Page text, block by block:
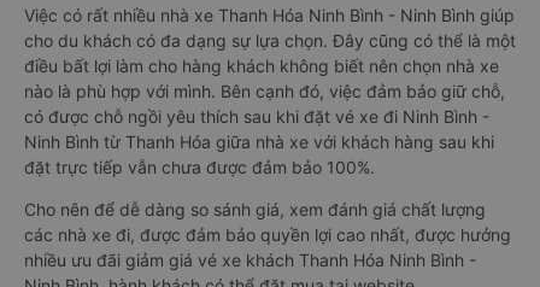
Việc có rất nhiều nhà xe Thanh Hóa Ninh Bình - Ninh Bình giúp
cho du khách có đa dạng sự lựa chọn. Đây cũng có thể là một
điều bất lợi làm cho hàng khách không biết nên chọn nhà xe
nào là phù hợp với mình. Bên cạnh đó, việc đảm bảo giữ chỗ,
có được chỗ ngồi yêu thích sau khi đặt vé xe đi Ninh Bình -
Ninh Bình từ Thanh Hóa giữa nhà xe với khách hàng sau khi
đặt trực tiếp vẫn chưa được đảm bảo 100%.
Cho nên để dễ dàng so sánh giá, xem đánh giá chất lượng
các nhà xe đi, được đảm bảo quyền lợi cao nhất, được hưởng
nhiều ưu đãi giảm giá vé xe khách Thanh Hóa Ninh Bình -